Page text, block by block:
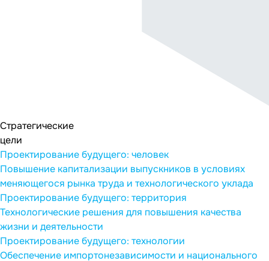
Cтратегические
цели
Проектирование будущего: человек
Повышение капитализации выпускников в условиях
меняющегося рынка труда и технологического уклада
Проектирование будущего: территория
Технологические решения для повышения качества
жизни и деятельности
Проектирование будущего: технологии
Обеспечение импортонезависимости и национального